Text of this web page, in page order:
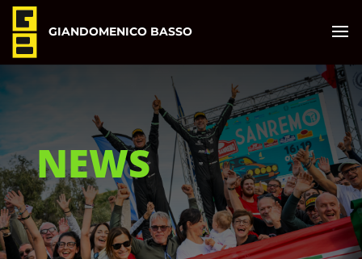
GIANDOMENICO BASSO
NEWS